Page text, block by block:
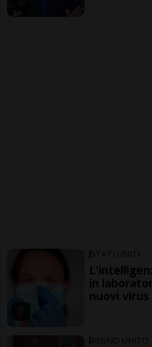
STATI UNITI
in
nuovi virus
REGNO UNITO